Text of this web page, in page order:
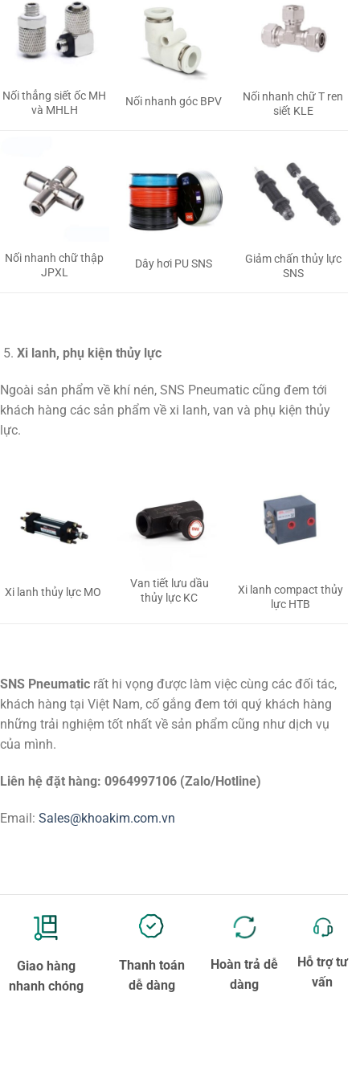
Nối thẳng siết ốc MH
và MHLH
Nối nhanh góc BPV
Nối nhanh chữ T ren
siết KLE
Nối nhanh chữ thập
JPXL
Dây hơi PU SNS
Giảm chấn thủy lực
SNS
Xi lanh, phụ kiện thủy lực
Ngoài sản phẩm về khí nén, SNS Pneumatic cũng đem tới
khách hàng các sản phẩm về xi lanh, van và phụ kiện thủy
lực.
Xi lanh thủy lực MO
Van tiết lưu dầu
thủy lực KC
Xi lanh compact thủy
lực HTB
SNS Pneumatic rất hi vọng được làm việc cùng các đối tác,
khách hàng tại Việt Nam, cố gắng đem tới quý khách hàng
những trải nghiệm tốt nhất về sản phẩm cũng như dịch vụ
của mình.
Liên hệ đặt hàng: 0964997106 (Zalo/Hotline)
Email: Sales@khoakim.com.vn
Giao hàng
nhanh chóng
Thanh toán
dễ dàng
Hoàn trả dễ
dàng
Hỗ trợ tư
vấn